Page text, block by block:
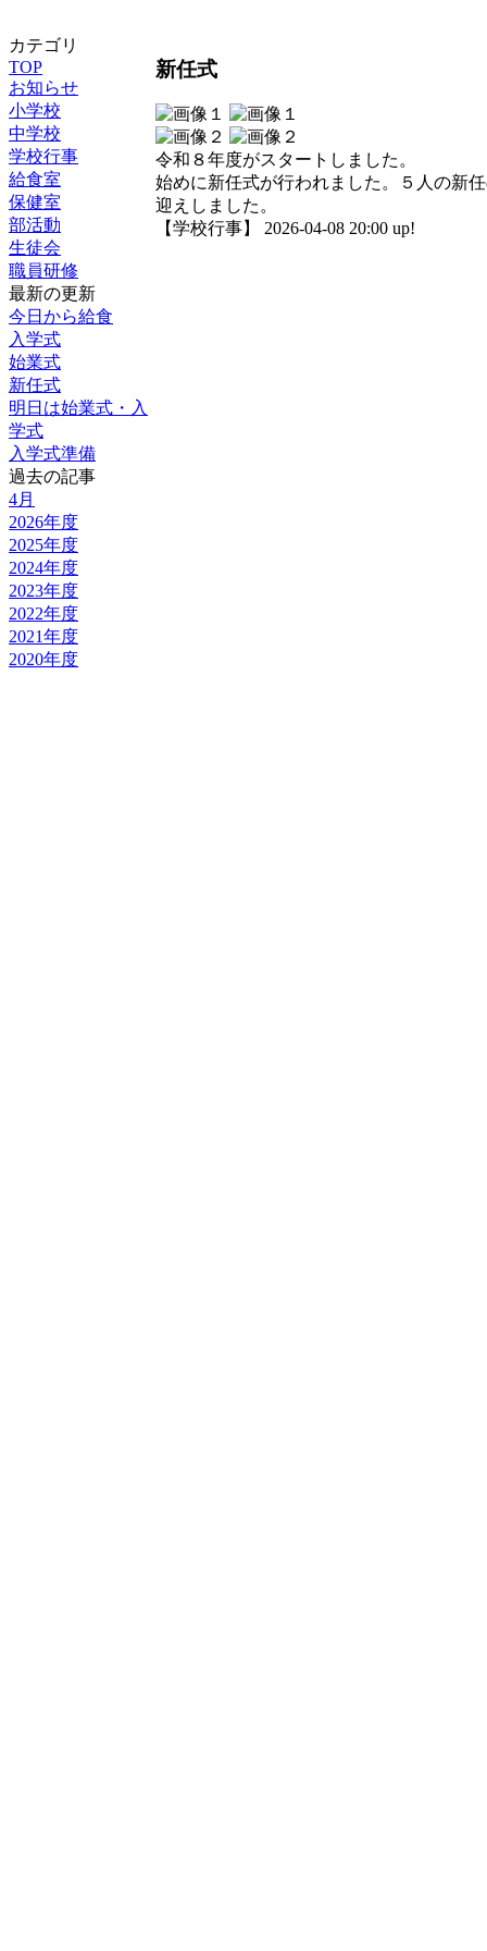
カテゴリ
TOP
お知らせ
小学校
中学校
学校行事
給食室
保健室
部活動
生徒会
職員研修
最新の更新
今日から給食
入学式
始業式
新任式
明日は始業式・入
学式
入学式準備
過去の記事
4月
2026年度
2025年度
2024年度
2023年度
2022年度
2021年度
2020年度
新任式
令和８年度がスタートしました。
始めに新任式が行われました。５人の新
迎えしました。
【学校行事】 2026-04-08 20:00 up!